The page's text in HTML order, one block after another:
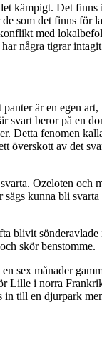
kämpigt. Det
som det finns för
med
några tigrar
är en egen art,
svart beror på en
Detta fenomen
överskott av det
Ozeloten och
sägs kunna bli
blivit
skör benstomme.
sex månader
Lille i norra
in till en djurpark